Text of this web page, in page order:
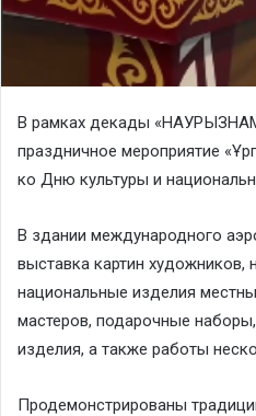
В рамках декады
праздничное мероприятие
ко Дню культуры и
В здании международного
выставка картин художников,
национальные изделия
мастеров, подарочные
изделия, а также работы
Продемонстрированы традиции